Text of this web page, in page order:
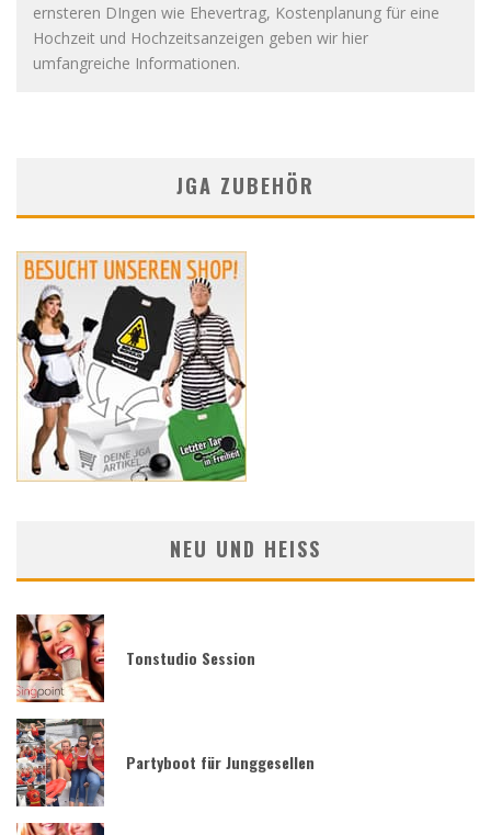
ernsteren DIngen wie Ehevertrag, Kostenplanung für eine
Hochzeit und Hochzeitsanzeigen geben wir hier
umfangreiche Informationen.
JGA ZUBEHÖR
NEU UND HEISS
Tonstudio Session
Partyboot für Junggesellen